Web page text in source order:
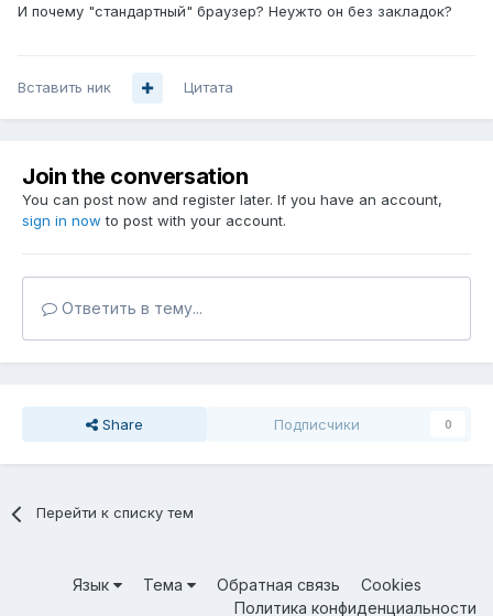
И почему "стандартный" браузер? Неужто он без закладок?
Вставить ник Цитата
Join the conversation
You can post now and register later. If you have an account,
sign in now to post with your account.
Ответить в тему...
Share Подписчики 0
Перейти к списку тем
Язык Тема Обратная связь
Cookies
Политика конфиденциальности